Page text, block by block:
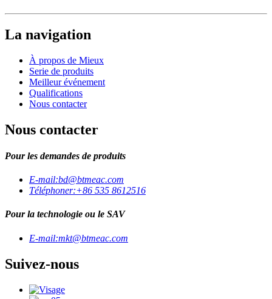
La navigation
À propos de Mieux
Serie de produits
Meilleur événement
Qualifications
Nous contacter
Nous contacter
Pour les demandes de produits
E-mail:bd@btmeac.com
Téléphoner:+86 535 8612516
Pour la technologie ou le SAV
E-mail:mkt@btmeac.com
Suivez-nous